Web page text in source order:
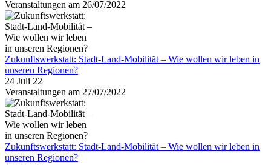
Veranstaltungen am 26/07/2022
Zukunftswerkstatt: Stadt-Land-Mobilität – Wie wollen wir leben in
unseren Regionen?
24 Juli 22
Veranstaltungen am 27/07/2022
Zukunftswerkstatt: Stadt-Land-Mobilität – Wie wollen wir leben in
unseren Regionen?